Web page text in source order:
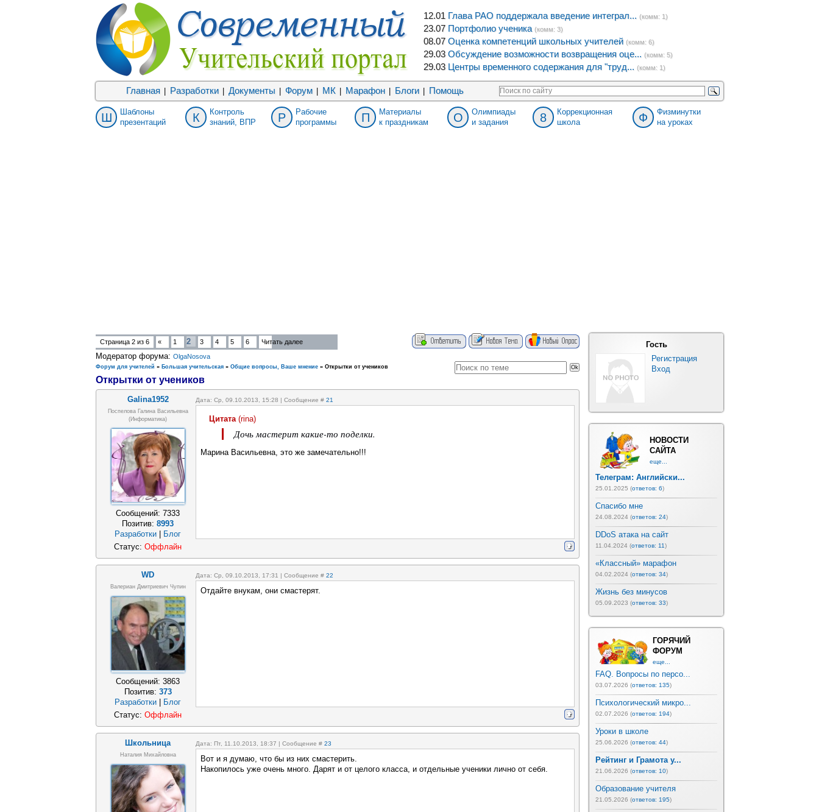
12.01 Глава РАО поддержала введение интеграл... (комм: 1)
23.07 Портфолио ученика (комм: 3)
08.07 Оценка компетенций школьных учителей (комм: 6)
29.03 Обсуждение возможности возвращения оце... (комм: 5)
29.03 Центры временного содержания для "труд... (комм: 1)
Главная Разработки Документы Форум МК Марафон Блоги Помощь
Ш
Шаблоны
презентаций
К
Контроль
знаний, ВПР
Р
Рабочие
программы
П
Материалы
к праздникам
О
Олимпиады
и задания
8
Коррекционная
школа
Ф
Физминутки
на уроках
Страница 2 из 6 « 1 2 3 4 5 6 Читать далее
Модератор форума: OlgaNosova
Форум для учителей » Большая учительская » Общие вопросы, Ваше мнение » Открытки от учеников
Открытки от учеников
Galina1952 Дата: Ср, 09.10.2013, 15:28 | Сообщение # 21
Поспелова Галина Васильевна
(информатика)
Сообщений: 7333
Позитив: 8993
Разработки
Блог
Цитата(rina)
Дочь мастерит какие-то поделки.
Марина Васильевна, это же замечательно!!!
Статус: Оффлайн
WD Дата: Ср, 09.10.2013, 17:31 | Сообщение # 22
Валериан Дмитриевич Чупин
Сообщений: 3863
Позитив: 373
Разработки
Блог
Отдайте внукам, они смастерят.
Статус: Оффлайн
Школьница Дата: Пт, 11.10.2013, 18:37 | Сообщение # 23
Наталия Михайловна
Вот и я думаю, что бы из них смастерить.
Накопилось уже очень много. Дарят и от целого класса, и отдельные ученики лично от себя.
Гость
Регистрация
Вход
НОВОСТИ
САЙТА
еще...
Телеграм: Английски...
25.01.2025 (ответов: 6)
Спасибо мне
24.08.2024 (ответов: 24)
DDoS атака на сайт
11.04.2024 (ответов: 11)
«Классный» марафон
04.02.2024 (ответов: 34)
Жизнь без минусов
05.09.2023 (ответов: 33)
ГОРЯЧИЙ
ФОРУМ
еще...
FAQ. Вопросы по персо...
03.07.2026 (ответов: 135)
Психологический микро...
02.07.2026 (ответов: 194)
Уроки в школе
25.06.2026 (ответов: 44)
Рейтинг и Грамота у...
21.06.2026 (ответов: 10)
Образование учителя
21.05.2026 (ответов: 195)